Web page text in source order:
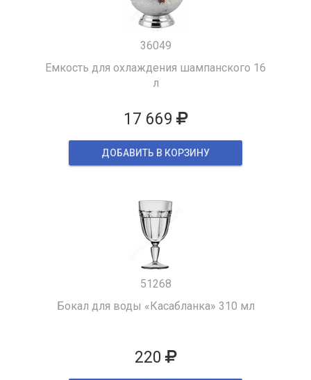
36049
Емкость для охлаждения шампанского 16
л
17 669
ДОБАВИТЬ В КОРЗИНУ
51268
Бокал для воды «Касабланка» 310 мл
220